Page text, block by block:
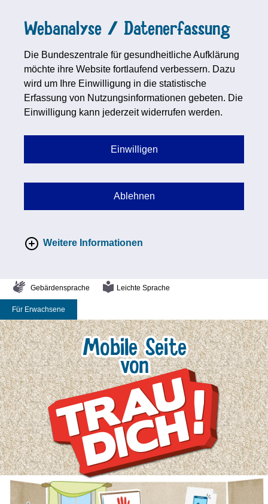
Webanalyse / Datenerfassung
Die Bundeszentrale für gesundheitliche Aufklärung
möchte ihre Website fortlaufend verbessern. Dazu
wird um Ihre Einwilligung in die statistische
Erfassung von Nutzungsinformationen gebeten. Die
Einwilligung kann jederzeit widerrufen werden.
Einwilligen
Ablehnen
Weitere Informationen
Gebärdensprache Leichte Sprache
Für Erwachsene